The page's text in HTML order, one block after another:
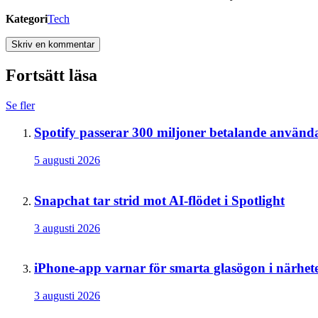
KategoriTech
Skriv en kommentar
Fortsätt läsa
Se fler
Spotify passerar 300 miljoner betalande
5 augusti 2026
Snapchat tar strid mot AI-flödet i Spotlight
3 augusti 2026
iPhone-app varnar för smarta glasögon i
3 augusti 2026